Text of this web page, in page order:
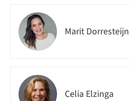
Marit Dorresteijn
Celia Elzinga